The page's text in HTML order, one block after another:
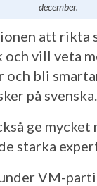
december.
att rikta
vill veta
och bli
på svenska.
ge
starka
VM-